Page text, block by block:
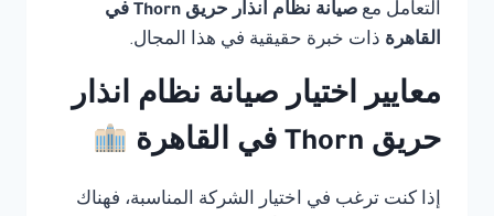
التعامل مع
صيانة نظام انذار حريق Thorn في
القاهرة ذات خبرة حقيقية في هذا المجال.
معايير اختيار صيانة نظام انذار
حريق Thorn في القاهرة
إذا كنت ترغب في اختيار الشركة المناسبة، فهناك